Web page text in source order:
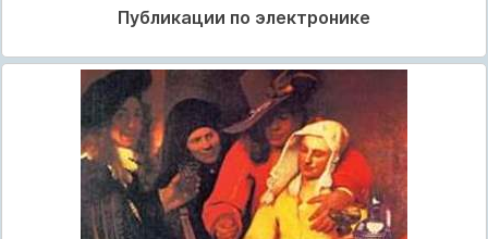
Публикации по электронике